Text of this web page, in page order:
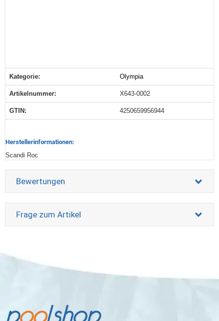
Produkteigenschaft
Wert
Kategorie: Olympia
Artikelnummer: X643-0002
GTIN: 4250659956944
Herstellerinformationen:
Scandi Roc
Bewertungen
Frage zum Artikel